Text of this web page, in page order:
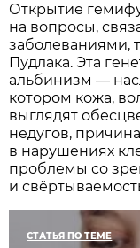
Открытие
на вопросы,
заболеваниями,
Пудлака. Эта
альбинизм —
котором кожа,
выглядят
недугов,
в нарушениях
проблемы со
и
СТАТЬЯ ПО ТЕМЕ